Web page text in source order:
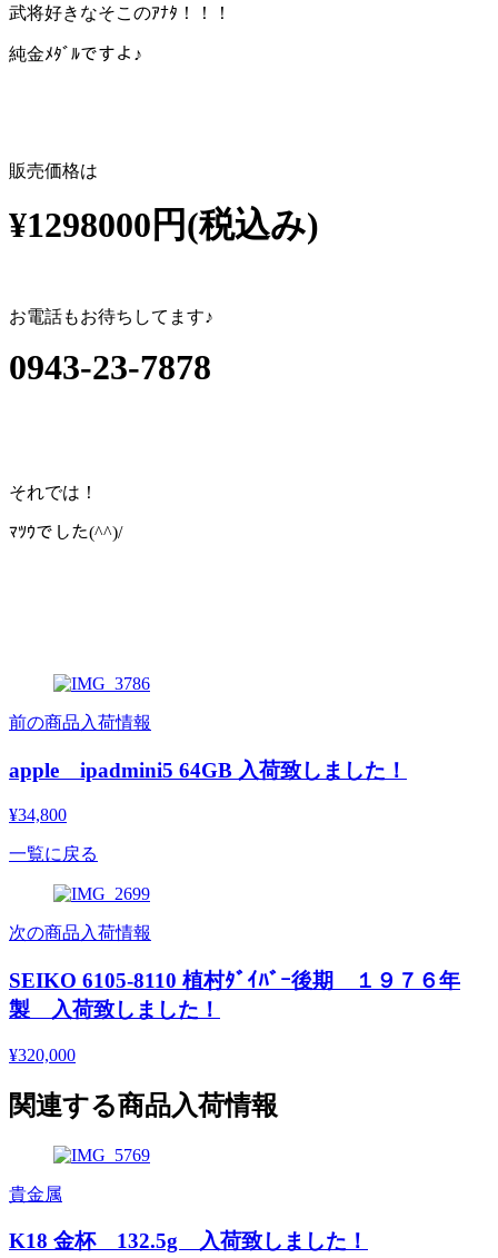
武将好きなそこのｱﾅﾀ！！！
純金ﾒﾀﾞﾙですよ♪
販売価格は
¥1298000円(税込み)
お電話もお待ちしてます♪
0943-23-7878
それでは！
ﾏﾂｳでした(^^)/
前の商品入荷情報
apple ipadmini5 64GB 入荷致しました！
¥34,800
一覧に戻る
次の商品入荷情報
SEIKO 6105-8110 植村ﾀﾞｲﾊﾞｰ後期 １９７６年
製 入荷致しました！
¥320,000
関連する商品入荷情報
貴金属
K18 金杯 132.5g 入荷致しました！